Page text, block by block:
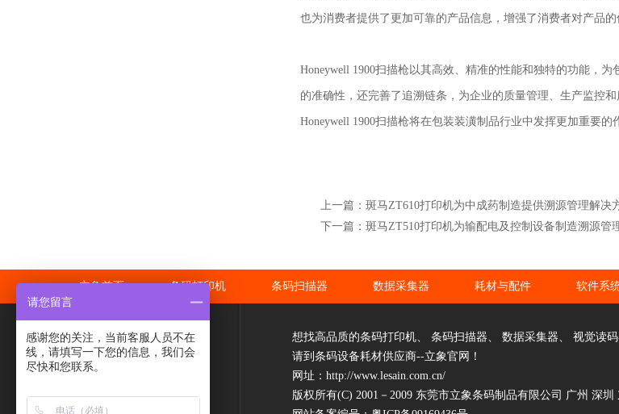
也为消费者提供了更加可靠的产品信息，增强了消费者对产品的
Honeywell 1900扫描枪以其高效、精准的性能和独特的功能，
的准确性，还完善了追溯链条，为企业的质量管理、生产监控
Honeywell 1900扫描枪将在包装装潢制品行业中发挥更加重要的
上一篇：斑马ZT610打印机为中成药制造提供溯源管理解决
下一篇：斑马ZT510打印机为输配电及控制设备制造溯源管
立象首页 条码打印机 条码扫描器 数据采集器 耗材与配件 软件系
想找高品质的条码打印机、 条码扫描器、 数据采集器、 视觉读
请到条码设备耗材供应商--立象官网！
网址： http://www.lesain.com.cn/
版权所有(C) 2001－2009 东莞市立象条码制品有限公司 广州 深
请您留言
感谢您的关注，当前客服人员不在
线，请填写一下您的信息，我们会
尽快和您联系。